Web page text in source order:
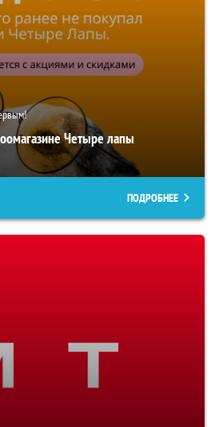
Четыре лапы
ПОДРОБНЕЕ